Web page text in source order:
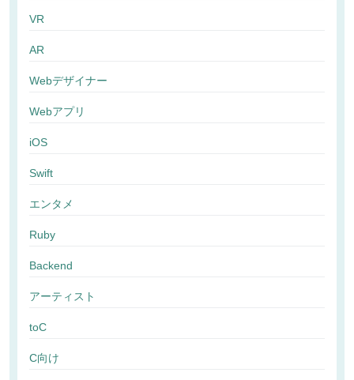
VR
AR
Webデザイナー
Webアプリ
iOS
Swift
エンタメ
Ruby
Backend
アーティスト
toC
C向け